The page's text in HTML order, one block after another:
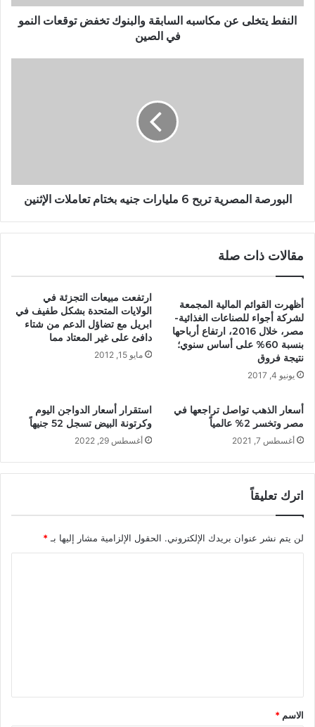
النفط يتخلى عن مكاسبه السابقة والبنوك تخفض توقعات النمو
في الصين
البورصة المصرية تربح 6 مليارات جنيه بختام تعاملات الإثنين
مقالات ذات صلة
أظهرت القوائم المالية المجمعة
لشركة أجواء للصناعات الغذائية-
مصر، خلال 2016، ارتفاع أرباحها
بنسبة 60% على أساس سنوي؛
نتيجة فروق
يونيو 4, 2017
ارتفعت مبيعات التجزئة في
الولايات المتحدة بشكل طفيف في
ابريل مع تضاؤل الدعم من شتاء
دافئ على غير المعتاد مما
مايو 15, 2012
أسعار الذهب تواصل تراجعها في
مصر وتخسر 2% عالمياً
أغسطس 7, 2021
استقرار أسعار الدواجن اليوم
وكرتونة البيض تسجل 52 جنيهاً
أغسطس 29, 2022
اترك تعليقاً
لن يتم نشر عنوان بريدك الإلكتروني. الحقول الإلزامية مشار إليها بـ *
*
الاسم *